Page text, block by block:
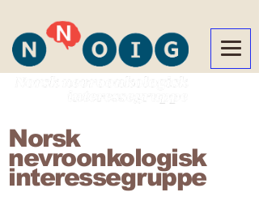
Norsk
nevroonkologisk
interessegruppe